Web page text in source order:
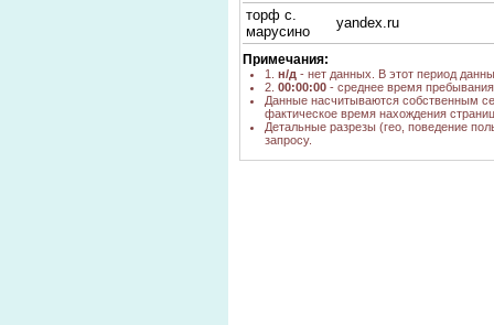
торф с.
марусино
yandex.ru
Примечания:
1. н/д - нет данных. В этот период
2. 00:00:00 - среднее время
Данные насчитываются собственным
фактическое время нахождения
Детальные разрезы (гео, поведение
запросу.